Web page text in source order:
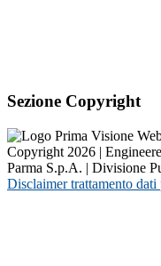
Sezione Copyright
Copyright 2026 |
Parma S.p.A. | Divisione
Disclaimer trattamento dati